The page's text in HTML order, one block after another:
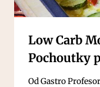
Low Carb
Pochoutky
OdGastro Profesor